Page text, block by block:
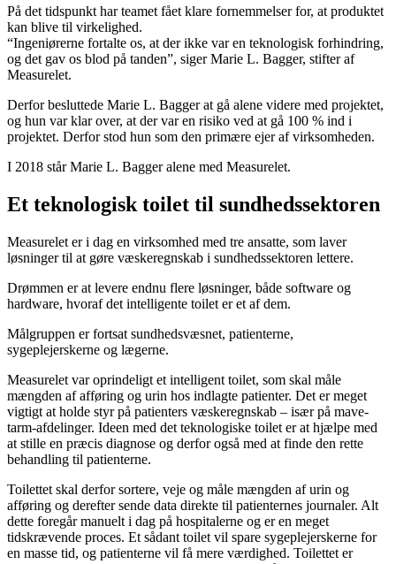
På det tidspunkt har teamet fået klare fornemmelser for, at produktet
kan blive til virkelighed.
“Ingeniørerne fortalte os, at der ikke var en teknologisk forhindring,
og det gav os blod på tanden”, siger Marie L. Bagger, stifter af
Measurelet.
Derfor besluttede Marie L. Bagger at gå alene videre med projektet,
og hun var klar over, at der var en risiko ved at gå 100 % ind i
projektet. Derfor stod hun som den primære ejer af virksomheden.
I 2018 står Marie L. Bagger alene med Measurelet.
Et teknologisk toilet til sundhedssektoren
Measurelet er i dag en virksomhed med tre ansatte, som laver
løsninger til at gøre væskeregnskab i sundhedssektoren lettere.
Drømmen er at levere endnu flere løsninger, både software og
hardware, hvoraf det intelligente toilet er et af dem.
Målgruppen er fortsat sundhedsvæsnet, patienterne,
sygeplejerskerne og lægerne.
Measurelet var oprindeligt et intelligent toilet, som skal måle
mængden af afføring og urin hos indlagte patienter. Det er meget
vigtigt at holde styr på patienters væskeregnskab – især på mave-
tarm-afdelinger. Ideen med det teknologiske toilet er at hjælpe med
at stille en præcis diagnose og derfor også med at finde den rette
behandling til patienterne.
Toilettet skal derfor sortere, veje og måle mængden af urin og
afføring og derefter sende data direkte til patienternes journaler. Alt
dette foregår manuelt i dag på hospitalerne og er en meget
tidskrævende proces. Et sådant toilet vil spare sygeplejerskerne for
en masse tid, og patienterne vil få mere værdighed. Toilettet er